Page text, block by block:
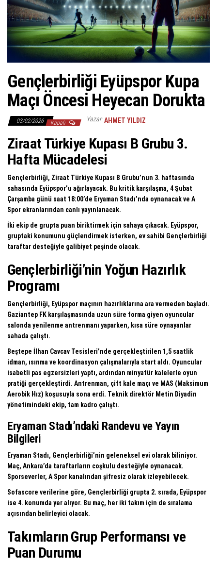
Gençlerbirliği Eyüpspor Kupa
Maçı Öncesi Heyecan Dorukta
03/02/2026 Kapalı Yazar:AHMET YILDIZ
Ziraat Türkiye Kupası B Grubu 3.
Hafta Mücadelesi
Gençlerbirliği, Ziraat Türkiye Kupası B Grubu’nun 3. haftasında
sahasında Eyüpspor’u ağırlayacak. Bu kritik karşılaşma, 4 Şubat
Çarşamba günü saat 18:00’de Eryaman Stadı’nda oynanacak ve A
Spor ekranlarından canlı yayınlanacak.
İki ekip de grupta puan biriktirmek için sahaya çıkacak. Eyüpspor,
gruptaki konumunu güçlendirmek isterken, ev sahibi Gençlerbirliği
taraftar desteğiyle galibiyet peşinde olacak.
Gençlerbirliği’nin Yoğun Hazırlık
Programı
Gençlerbirliği, Eyüpspor maçının hazırlıklarına ara vermeden başladı.
Gaziantep FK karşılaşmasında uzun süre forma giyen oyuncular
salonda yenilenme antrenmanı yaparken, kısa süre oynayanlar
sahada çalıştı.
Beştepe İlhan Cavcav Tesisleri’nde gerçekleştirilen 1,5 saatlik
idman, ısınma ve koordinasyon çalışmalarıyla start aldı. Oyuncular
isabetli pas egzersizleri yaptı, ardından minyatür kalelerle oyun
pratiği gerçekleştirdi. Antrenman, çift kale maçı ve MAS (Maksimum
Aerobik Hız) koşusuyla sona erdi. Teknik direktör Metin Diyadin
yönetimindeki ekip, tam kadro çalıştı.
Eryaman Stadı’ndaki Randevu ve Yayın
Bilgileri
Eryaman Stadı, Gençlerbirliği’nin geleneksel evi olarak biliniyor.
Maç, Ankara’da taraftarların coşkulu desteğiyle oynanacak.
Sporseverler, A Spor kanalından şifresiz olarak izleyebilecek.
Sofascore verilerine göre, Gençlerbirliği grupta 2. sırada, Eyüpspor
ise 4. konumda yer alıyor. Bu maç, her iki takım için de sıralama
açısından belirleyici olacak.
Takımların Grup Performansı ve
Puan Durumu